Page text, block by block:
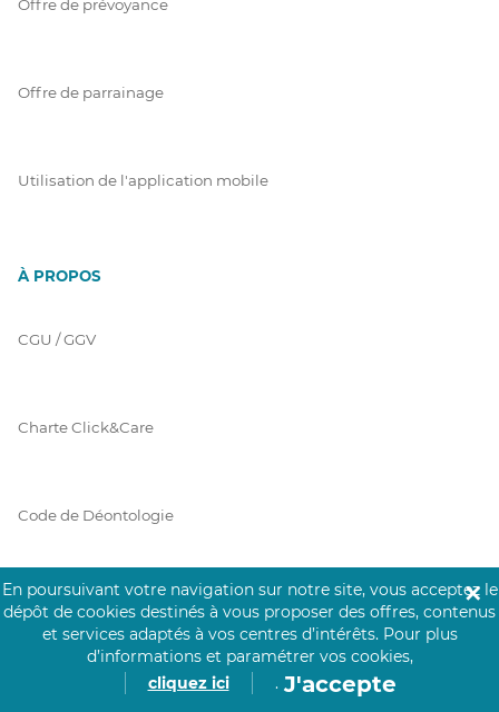
Offre de prévoyance
Offre de parrainage
Utilisation de l'application mobile
À PROPOS
CGU / GGV
Charte Click&Care
Code de Déontologie
Mentions Légales
Prérequis Click&Care
En poursuivant votre navigation sur notre site, vous acceptez le
dépôt de cookies destinés à vous proposer des offres, contenus
et services adaptés à vos centres d’intérêts. Pour plus
d’informations et paramétrer vos cookies,
cliquez ici
. J'accepte
✕